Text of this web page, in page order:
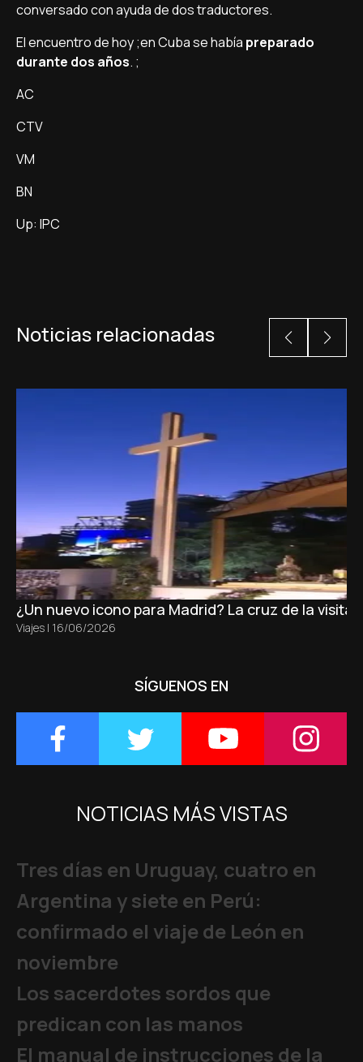
conversado con ayuda de dos traductores.
El encuentro de hoy ;en Cuba se había preparado
durante dos años. ;
AC
CTV
VM
BN
Up: IPC
Noticias relacionadas
¿Un nuevo icono para Madrid? La cruz de la visita
Viajes | 16/06/2026
SÍGUENOS EN
NOTICIAS MÁS VISTAS
Tres días en Uruguay, cuatro en
Argentina y siete en Perú:
confirmado el viaje de León en
noviembre
Los sacerdotes sordos que
predican con las manos
El manual de instrucciones de la